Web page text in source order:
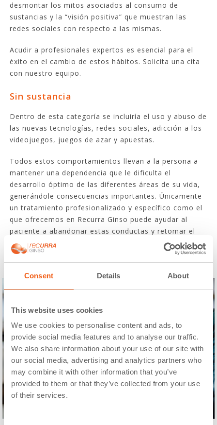
Consent Details About
This website uses cookies
We use cookies to personalise content and ads, to
provide social media features and to analyse our traffic.
We also share information about your use of our site with
our social media, advertising and analytics partners who
may combine it with other information that you’ve
provided to them or that they’ve collected from your use
of their services.
desmontar los mitos asociados al consumo de
sustancias y la “visión positiva” que muestran las
redes sociales con respecto a las mismas.
Acudir a profesionales expertos es esencial para el
éxito en el cambio de estos hábitos. Solicita una cita
con nuestro equipo.
Sin sustancia
Dentro de esta categoría se incluiría el uso y abuso de
las nuevas tecnologías, redes sociales, adicción a los
videojuegos, juegos de azar y apuestas.
Todos estos comportamientos llevan a la persona a
mantener una dependencia que le dificulta el
desarrollo óptimo de las diferentes áreas de su vida,
generándole consecuencias importantes. Únicamente
un tratamiento profesionalizado y específico como el
que ofrecemos en Recurra Ginso puede ayudar al
paciente a abandonar estas conductas y retomar el
control sobre su vida.